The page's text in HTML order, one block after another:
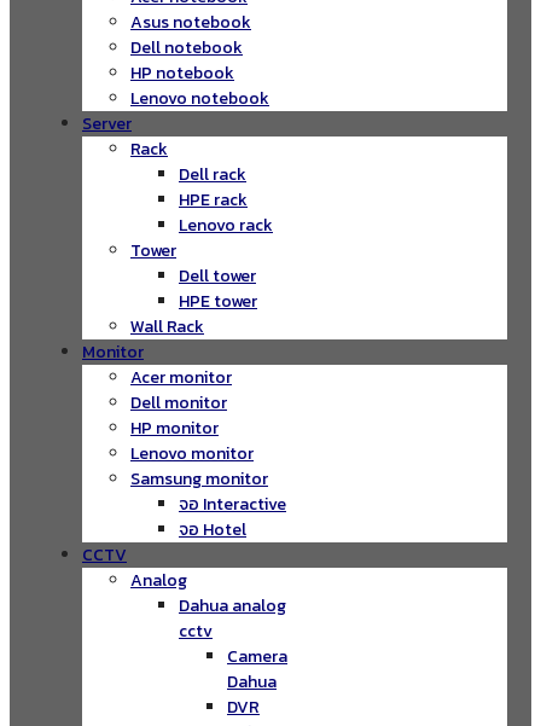
Asus notebook
Dell notebook
HP notebook
Lenovo notebook
Server
Rack
Dell rack
HPE rack
Lenovo rack
Tower
Dell tower
HPE tower
Wall Rack
Monitor
Acer monitor
Dell monitor
HP monitor
Lenovo monitor
Samsung monitor
จอ Interactive
จอ Hotel
CCTV
Analog
Dahua analog
cctv
Camera
Dahua
DVR